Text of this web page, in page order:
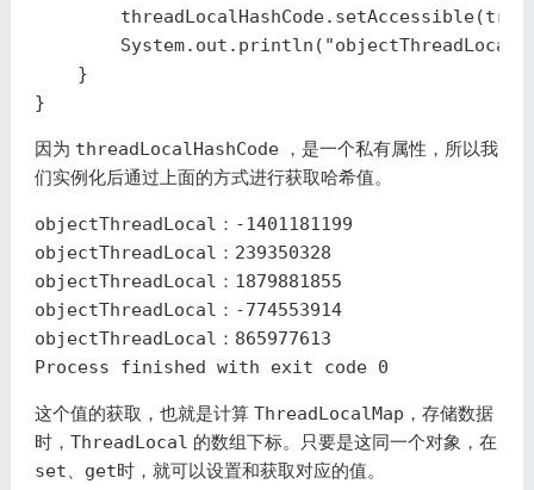
threadLocalHashCode. setAccessible(true
System. out . println ( "objectThreadLocal
}
}
因为 threadLocalHashCode，是一个私有属性，所以我
们实例化后通过上面的方式进行获取哈希值。
objectThreadLocal ： -1401181199
objectThreadLocal ： 239350328
objectThreadLocal ： 1879881855
objectThreadLocal ： -774553914
objectThreadLocal ： 865977613
Process
finished with exit code 0
这个值的获取，也就是计算 ThreadLocalMap ，存储数据
时， ThreadLocal 的数组下标。只要是这同一个对象，在
set get时，就可以设置和获取对应的值。